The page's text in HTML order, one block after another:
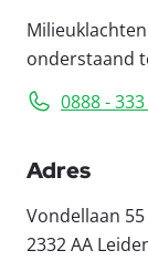
onderstaand
0888 -
Adres
Vondellaan 55
2332 AA